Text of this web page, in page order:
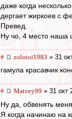
даже когда
дергает жиркоев с
Превед.
Ну чо, 4 место наша
# zolotoi1983 » 31
гамула красавчик
# Matvey99 » 31 окт
Ну да, обвенять
Я когда начинаю на